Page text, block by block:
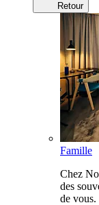
Retour
Famille
Chez
des
de vous.